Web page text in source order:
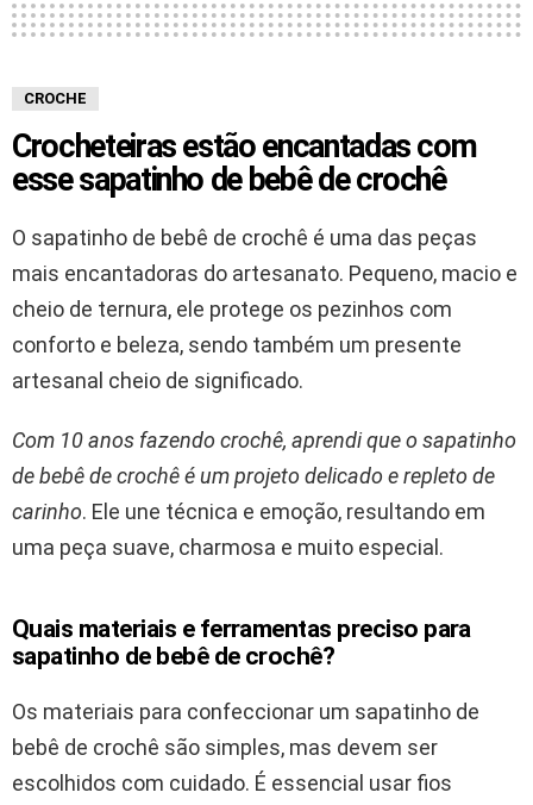
CROCHE
Crocheteiras estão encantadas com
esse sapatinho de bebê de crochê
O sapatinho de bebê de crochê é uma das peças
mais encantadoras do artesanato. Pequeno, macio e
cheio de ternura, ele protege os pezinhos com
conforto e beleza, sendo também um presente
artesanal cheio de significado.
Com 10 anos fazendo crochê, aprendi que o sapatinho
de bebê de crochê é um projeto delicado e repleto de
carinho. Ele une técnica e emoção, resultando em
uma peça suave, charmosa e muito especial.
Quais materiais e ferramentas preciso para
sapatinho de bebê de crochê?
Os materiais para confeccionar um sapatinho de
bebê de crochê são simples, mas devem ser
escolhidos com cuidado. É essencial usar fios